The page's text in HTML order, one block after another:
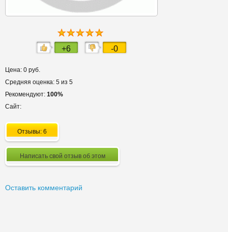
+6 -0
Цена: 0 руб.
Средняя оценка: 5 из 5
Рекомендуют: 100%
Сайт:
Отзывы: 6
Написать свой отзыв об этом
Оставить комментарий